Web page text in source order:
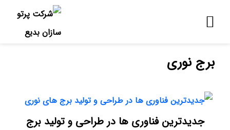
برج نوری
جدیدترین فناوری ها در طراحی و تولید برج